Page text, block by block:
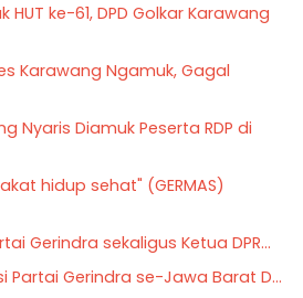
HUT ke-61, DPD Golkar Karawang
Karawang Ngamuk, Gagal
Nyaris Diamuk Peserta RDP di
hidup sehat" (GERMAS)
Gerindra sekaligus Ketua DPR...
Partai Gerindra se-Jawa Barat D...